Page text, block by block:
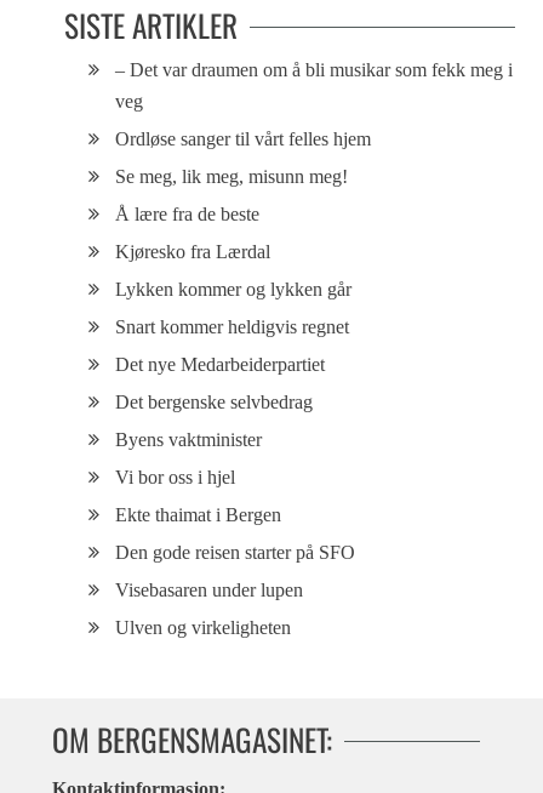
SISTE ARTIKLER
– Det var draumen om å bli musikar som fekk meg i
veg
Ordløse sanger til vårt felles hjem
Se meg, lik meg, misunn meg!
Å lære fra de beste
Kjøresko fra Lærdal
Lykken kommer og lykken går
Snart kommer heldigvis regnet
Det nye Medarbeiderpartiet
Det bergenske selvbedrag
Byens vaktminister
Vi bor oss i hjel
Ekte thaimat i Bergen
Den gode reisen starter på SFO
Visebasaren under lupen
Ulven og virkeligheten
OM BERGENSMAGASINET:
Kontaktinformasjon: